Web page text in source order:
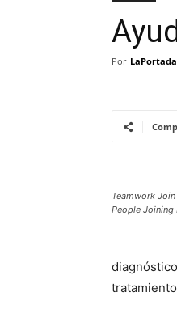
Por LaPortada
Teamwork
People Joining